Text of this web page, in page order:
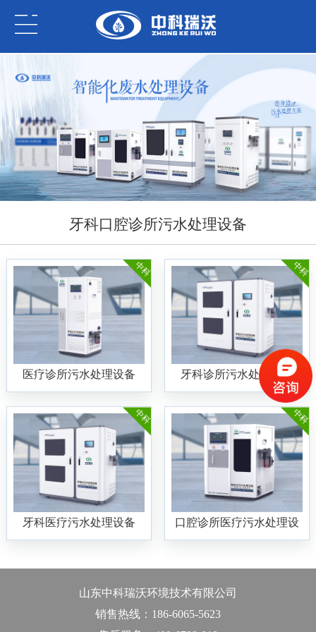
牙科口腔诊所污水处理设备
中科
医疗诊所污水处理设备
中科
牙科诊所污水处理设备
中科
牙科医疗污水处理设备
中科
口腔诊所医疗污水处理设
备
山东中科瑞沃环境技术有限公司
销售热线：186-6065-5623